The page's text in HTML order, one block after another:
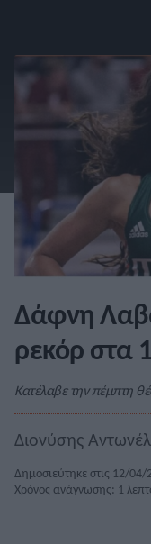
Δάφνη
ρεκόρ στα
Κατέλαβε την πέμπτη
Διονύσης
Δημοσιεύτηκε στις 12/
Χρόνος ανάγνωσης: 1